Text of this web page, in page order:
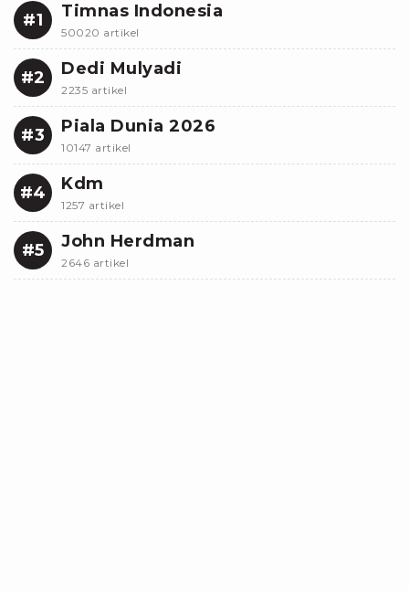
#1 Timnas Indonesia
50020 artikel
#2 Dedi Mulyadi
2235 artikel
#3 Piala Dunia 2026
10147 artikel
#4 Kdm
1257 artikel
#5 John Herdman
2646 artikel